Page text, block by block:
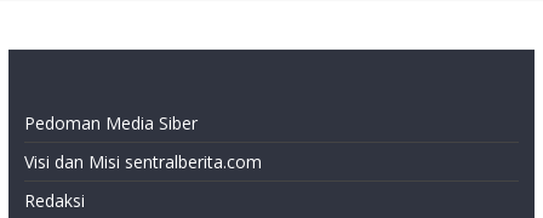
Pedoman Media Siber
Visi dan Misi sentralberita.com
Redaksi